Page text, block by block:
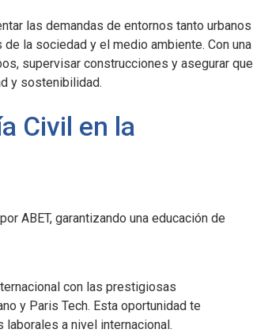
las demandas de entornos tanto urbanos
la sociedad y el medio ambiente. Con una
supervisar construcciones y asegurar que
y sostenibilidad.
Civil en la
ABET, garantizando una educación de
con las prestigiosas
y Paris Tech. Esta oportunidad te
laborales a nivel internacional.